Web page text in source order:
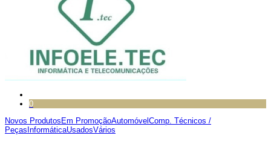
0
Novos Produtos Em PromoçãoAutomóvel Comp. Técnicos /
Peças InformáticaUsadosVários